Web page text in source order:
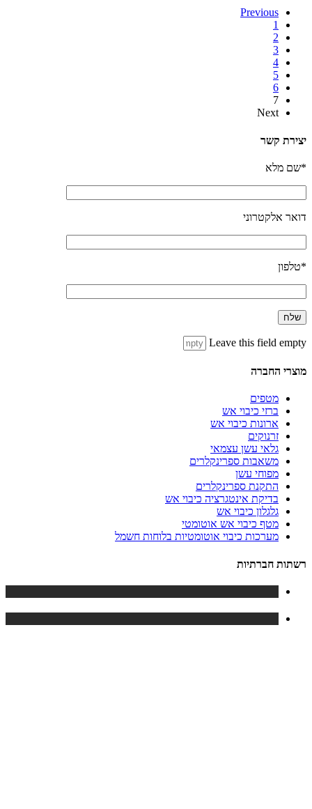
Previous
1
2
3
4
5
6
7
Next
יצירת קשר
*שם מלא
דואר אלקטרוני
*טלפון
Leave this field empty
מוצרי החברה
מטפים
ברזי כיבוי אש
ארונות כיבוי אש
זרנוקים
גלאי עשן עצמאי
משאבות ספרינקלרים
מפוחי עשן
התקנת ספרינקלרים
בדיקת אינטגרציה כיבוי אש
גלגלון כיבוי אש
מטף כיבוי אש אוטומטי
מערכות כיבוי אוטומטיות בלוחות חשמל
רשתות חברתיות